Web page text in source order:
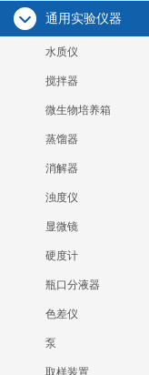
通用实验仪器
水质仪
搅拌器
微生物培养箱
蒸馏器
消解器
浊度仪
显微镜
硬度计
瓶口分液器
色差仪
泵
取样装置